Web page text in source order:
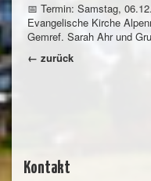
📅 Termin: Samstag,
Evangelische Kirche
Gemref. Sarah Ahr und
← zurück
Kontakt